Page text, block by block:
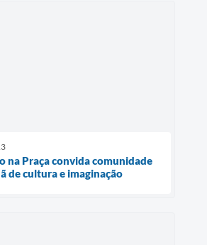
na Praça convida comunidade
de cultura e imaginação